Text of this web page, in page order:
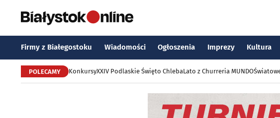
Firmy z Białegostoku Wiadomości Ogłoszenia Imprezy Kultura
POLECAMY KonkursyXXIV Podlaskie Święto ChlebaLato z Churreria MUNDO